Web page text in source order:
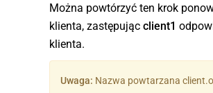
Można powtórzyć ten krok
klienta, zastępując client1
klienta.
Uwaga: Nazwa powtarzana